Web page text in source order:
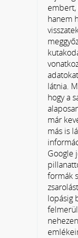
embert,
hanem
látnia.
hogy a
már
más is
Google
formák
lopásig